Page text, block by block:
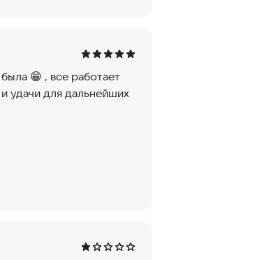
😁 , все работает
удачи для дальнейших